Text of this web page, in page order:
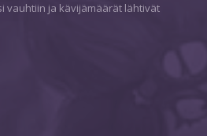
vauhtiin ja kävijämäärät lähtivät